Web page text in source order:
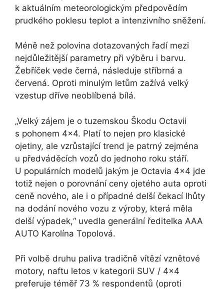
k aktuálním meteorologickým předpovědím
prudkého poklesu teplot a intenzivního sněžení.
Méně než polovina dotazovaných řadí mezi
nejdůležitější parametry při výběru i barvu.
Žebříček vede černá, následuje stříbrná a
červená. Oproti minulým letům zažívá velký
vzestup dříve neoblíbená bílá.
„Velký zájem je o tuzemskou Škodu Octavii
s pohonem 4×4. Platí to nejen pro klasické
ojetiny, ale vzrůstající trend je patrný zejména
u předváděcích vozů do jednoho roku stáří.
U populárních modelů jakým je Octavia 4×4 jde
totiž nejen o porovnání ceny ojetého auta oproti
ceně nového, ale i o případné delší čekací lhůty
na dodání nového vozu z výroby, která měla
delší výpadek,“ uvedla generální ředitelka AAA
AUTO Karolína Topolová.
Při volbě druhu paliva tradičně vítězí vznětové
motory, naftu letos v kategorii SUV / 4×4
preferuje téměř 73 % respondentů (oproti